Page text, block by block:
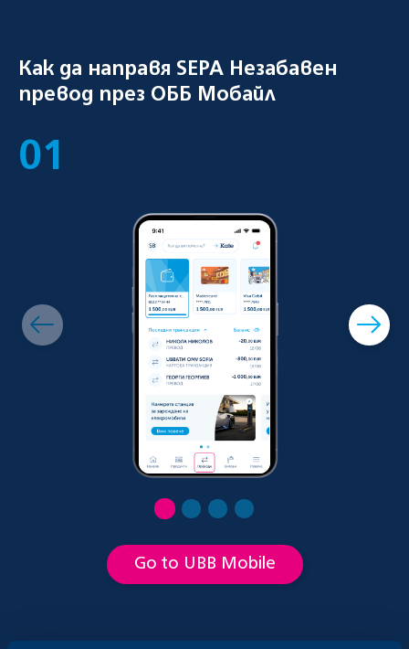
Как да направя SEPA Незабавен
превод през ОББ Мобайл
01
Go to UBB Mobile